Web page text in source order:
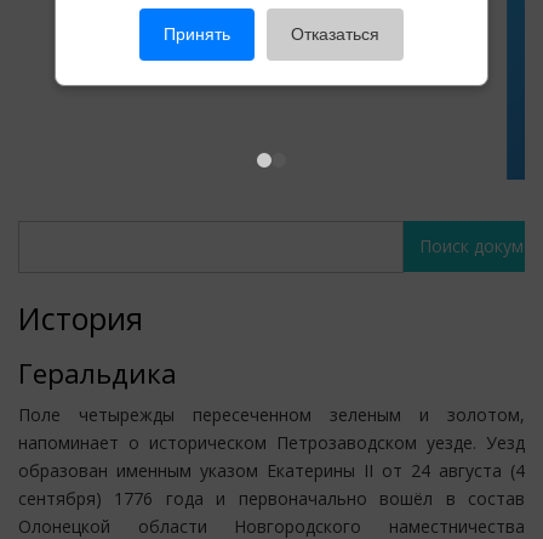
Принять Отказаться
Столкнулись с проблемой — сообщите о ней!
История
Геральдика
Поле четырежды пересеченном зеленым и золотом,
напоминает о историческом Петрозаводском уезде. Уезд
образован именным указом Екатерины II от 24 августа (4
сентября) 1776 года и первоначально вошёл в состав
Олонецкой области Новгородского наместничества